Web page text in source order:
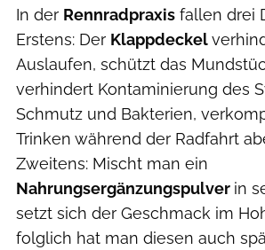
In der Rennradpraxis fallen drei
Erstens: Der Klappdeckel
Auslaufen, schützt das
verhindert Kontaminierung des
Schmutz und Bakterien,
Trinken während der Radfahrt
Zweitens: Mischt man ein
Nahrungsergänzungspulver in
setzt sich der Geschmack im
folglich hat man diesen auch